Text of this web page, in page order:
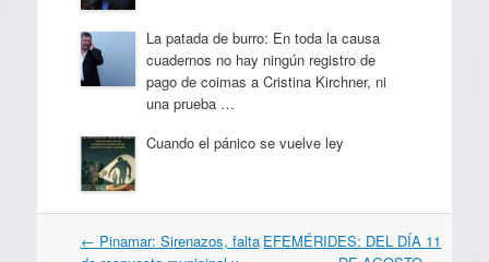
La patada de burro: En toda la causa
cuadernos no hay ningún registro de
pago de coimas a Cristina Kirchner, ni
una prueba …
Cuando el pánico se vuelve ley
Navegación
← Pinamar: Sirenazos, falta EFEMÉRIDES: DEL DÍA 11